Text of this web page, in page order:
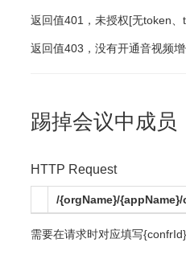
返回值401，未授权[无token
返回值403，没有开通音视频
踢掉会议中成员
HTTP Request
/{orgName}/
需要在请求时对应填写